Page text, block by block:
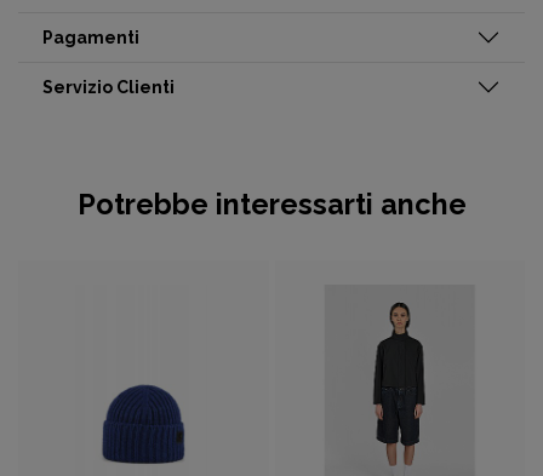
Pagamenti
Servizio Clienti
Potrebbe interessarti anche